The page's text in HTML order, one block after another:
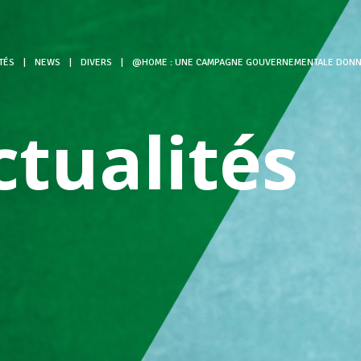
NEWS DIVERS @HOME : UNE CAMPAGNE GOUVERNEMENTALE